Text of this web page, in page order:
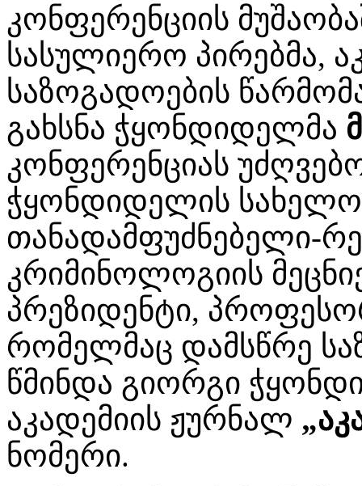
კონფერენციის
სასულიერო პირებმა,
საზოგადოების
გახსნა ჭყონდიდელმა
კონფერენციას
ჭყონდიდელის
თანადამფუძნებელი-
კრიმინოლოგიის
პრეზიდენტი,
რომელმაც დამსწრე
წმინდა გიორგი
აკადემიის ჟურნალ
ნომერი.